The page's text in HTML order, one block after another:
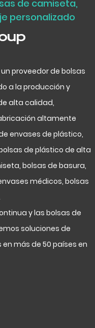
de camiseta,
personalizado
proveedor de bolsas
a la producción y
alta calidad,
altamente
envases de plástico,
de plástico de alta
bolsas de basura,
médicos, bolsas
y las bolsas de
soluciones de
más de 50 países en